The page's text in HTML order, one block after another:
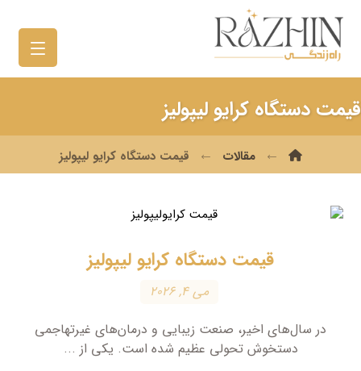
قیمت دستگاه کرایو لیپولیز
مقالات قیمت دستگاه کرایو لیپولیز
قیمت دستگاه کرایو لیپولیز
می ۴, ۲۰۲۶
در سال‌های اخیر، صنعت زیبایی و درمان‌های غیرتهاجمی
دستخوش تحولی عظیم شده است. یکی از ...